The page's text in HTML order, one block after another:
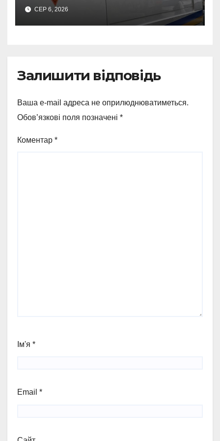
500-кілограмову авіабомбу
росіян
СЕР 6, 2026
Залишити відповідь
Ваша e-mail адреса не оприлюднюватиметься.
Обов’язкові поля позначені *
Коментар *
Ім'я *
Email *